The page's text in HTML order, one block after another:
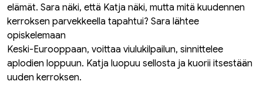
elämät. Sara näki, että Katja näki, mutta mitä kuudennen
kerroksen parvekkeella tapahtui? Sara lähtee
opiskelemaan
Keski-Eurooppaan, voittaa viulukilpailun, sinnittelee
aplodien loppuun. Katja luopuu sellosta ja kuorii itsestään
uuden kerroksen.